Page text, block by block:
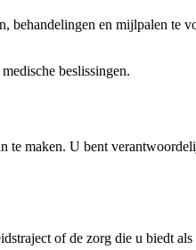
en mijlpalen te
beslissingen.
maken. U bent
of de zorg die u biedt als